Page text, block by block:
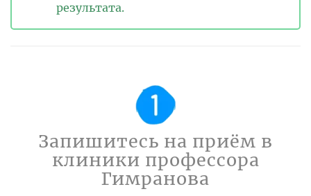
результата.
Запишитесь на приём в
клиники профессора
Гимранова